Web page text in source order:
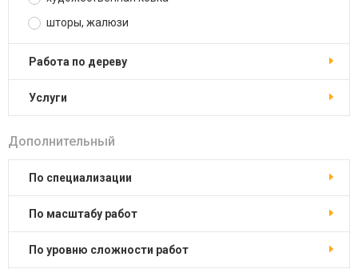
шторы, жалюзи
работа по дереву
услуги
Дополнительный
по специализации
по масштабу работ
по уровню сложности работ